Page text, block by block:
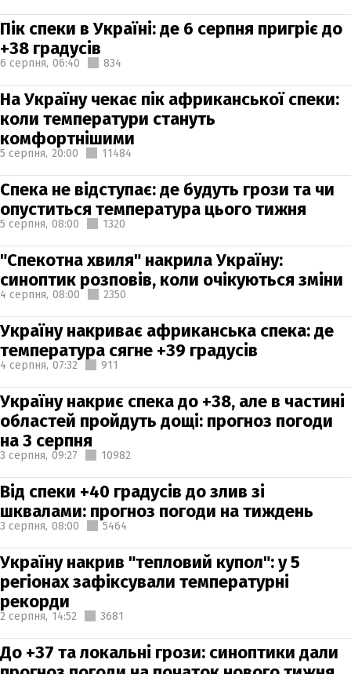
Пік спеки в Україні: де 6 серпня пригріє до
+38 градусів
6 серпня, 06:40 834
На Україну чекає пік африканської спеки:
коли температури стануть
комфортнішими
5 серпня, 20:00 11484
Спека не відступає: де будуть грози та чи
опуститься температура цього тижня
5 серпня, 08:00 1320
"Спекотна хвиля" накрила Україну:
синоптик розповів, коли очікуються зміни
4 серпня, 08:00 2350
Україну накриває африканська спека: де
температура сягне +39 градусів
4 серпня, 07:32 911
Україну накриє спека до +38, але в частині
областей пройдуть дощі: прогноз погоди
на 3 серпня
3 серпня, 09:27 10982
Від спеки +40 градусів до злив зі
шквалами: прогноз погоди на тиждень
3 серпня, 08:00 5464
Україну накрив "тепловий купол": у 5
регіонах зафіксували температурні
рекорди
2 серпня, 14:52 3681
До +37 та локальні грози: синоптики дали